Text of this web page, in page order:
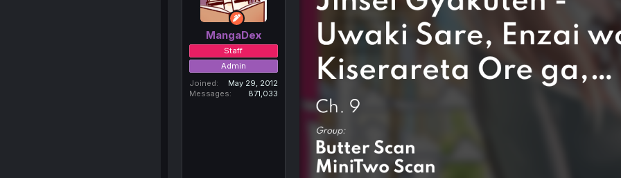
e
MangaDex
Staff
Admin
Joined
May 29, 2012
Messages
871,033